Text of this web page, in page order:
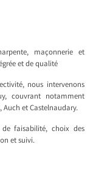
maçonnerie et
et de qualité
nous intervenons
couvrant notamment
Auch et Castelnaudary.
faisabilité, choix des
et suivi.